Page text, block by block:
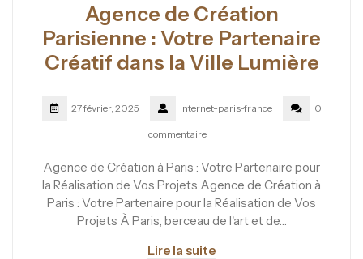
Agence de Création
Parisienne : Votre Partenaire
Créatif dans la Ville Lumière
27 février, 2025 internet-paris-france 0
commentaire
Agence de Création à Paris : Votre Partenaire pour
la Réalisation de Vos Projets Agence de Création à
Paris : Votre Partenaire pour la Réalisation de Vos
Projets À Paris, berceau de l'art et de…
Lire la suite